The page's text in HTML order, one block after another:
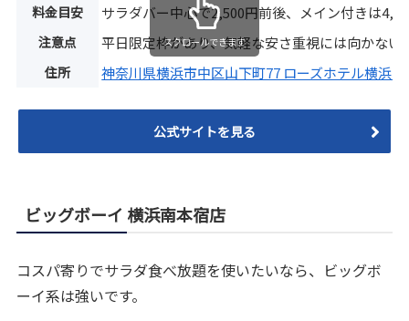
料金目安 サラダバー中心で2,500円前後、メイン付きは
注意点 平日限定枠があり、気軽な安さ重視には向かない
住所 神奈川県横浜市中区山下町77 ローズホテル横浜1F
スクロールできます
公式サイトを見る
ビッグボーイ 横浜南本宿店
コスパ寄りでサラダ食べ放題を使いたいなら、ビッグボ
ーイ系は強いです。